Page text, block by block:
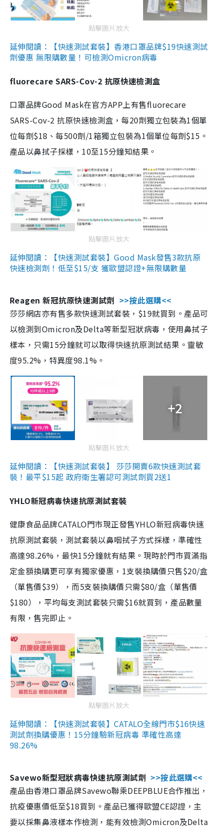
點擊圖片放大
延伸閱讀：【快速測試套裝】香港口罩品牌$19快速測試
劑優惠 無限購數量！可檢測Omicron病毒
fluorecare SARS-Cov-2 抗原快速檢測盒
口罩品牌Good Mask在官方APP上有售fluorecare
SARS-Cov-2 抗原快速檢測盒，每20劑獨立包裝為1個單
位每劑$18、每500劑/1箱獨立包裝為1個單位每劑$15。
產品以鼻拭子採樣，10至15分鐘知結果。
點擊圖片放大
延伸閱讀：【快速測試套裝】Good Mask發售3款抗原
快速檢測劑！低至$15/支 獲歐盟認證+無限購數量
Reagen 新冠抗原快速測試劑 >>按此選購<<
莎莎網店亦有售多款快速測試套裝，$19就買到。產品可
以檢測到Omicron及Delta等新型冠狀病毒，使用鼻拭子
樣本，只需15分鐘就可以取得快速抗原測試結果。靈敏
度95.2%，特異度98.1%。
+2
點擊圖片放大
延伸閱讀：【快速測試套裝】 莎莎開賣6款快速測試套
裝！最平$15起 政府衛生署認可測試劑買2送1
YHLO新冠病毒快速抗原測試套裝
健康食品品牌CATALO門市現正發售YHLO新冠病毒快速
抗原測試套裝，測試套裝以鼻咽拭子方式採樣，準確性
高達98.26%，最快15分鐘就有結果。現時於門市買滿指
定金額換購更可享有獨家優惠，1支裝換購價只售$20/盒
（單售價$39），而5支裝換購價只需$80/盒（單售價
$180），平均每支測試套裝只需$16就買到，產品數量
有限，售完即止。
點擊圖片放大
延伸閱讀：【快速測試套裝】CATALO全線門市$16快速
測試劑換購優惠！15分鐘驗新冠病毒 準確性高達
98.26%
Savewo新型冠狀病毒快速抗原測試劑 >>按此選購<<
產品由香港口罩品牌Savewo聯乘DEEPBLUE合作推出，
抗疫優惠價低至$18買到。產品已獲得歐盟CE認證，主
要以採集鼻液樣本作檢測，能有效檢測Omicron及Delta